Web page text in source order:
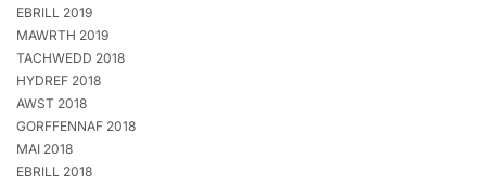
EBRILL 2019
MAWRTH 2019
TACHWEDD 2018
HYDREF 2018
AWST 2018
GORFFENNAF 2018
MAI 2018
EBRILL 2018